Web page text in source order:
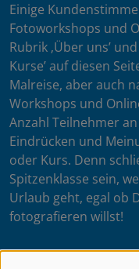
Einige
Fotoworkshops und
Rubrik ‚Über uns’
Kurse’ auf diesen
Malreise, aber auch
Workshops und
Anzahl Teilnehmer
Eindrücken und
oder Kurs. Denn
Spitzenklasse sein,
Urlaub geht, egal ob
fotografieren willst!